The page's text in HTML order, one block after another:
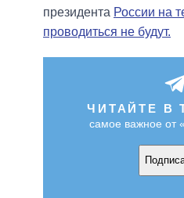
президента России на
проводиться не будут.
ЧИТАЙТЕ В
самое важное от